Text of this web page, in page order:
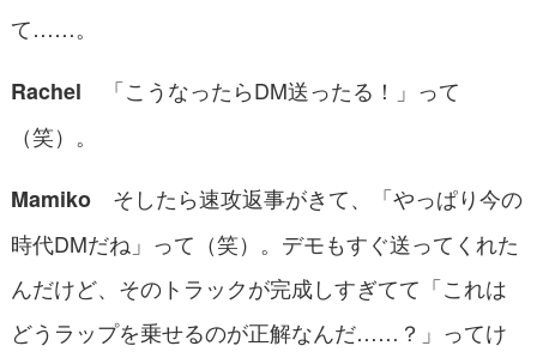
て……。
Rachel 「こうなったらDM送ったる！」って
（笑）。
Mamikoそしたら速攻返事がきて、「やっぱり今の
時代DMだね」って（笑）。デモもすぐ送ってくれた
んだけど、そのトラックが完成しすぎてて「これは
どうラップを乗せるのが正解なんだ……？」ってけ